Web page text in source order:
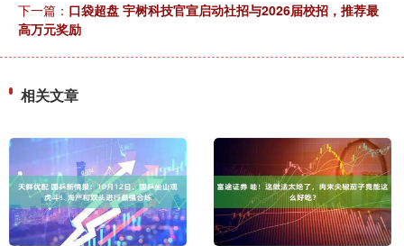
下一篇： 口袋超盘 宇树科技官宣启动社招与2026届校招，推荐最
高万元奖励
相关文章